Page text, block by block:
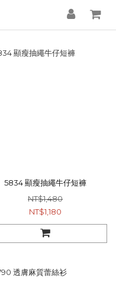
5834 顯瘦抽繩牛仔短褲
NT$1,480
NT$1,180